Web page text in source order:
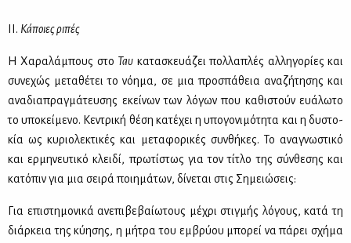
ΙΙ. Κά­ποιες ρι­πές
Η Χα­ρα­λά­μπους στο Ταυ κα­τα­σκευά­ζει πολ­λα­πλές αλ­λη­γο­ρί­ες και
συ­νε­χώς με­τα­θέ­τει το νό­η­μα, σε μια προ­σπά­θεια ανα­ζή­τη­σης και
ανα­δια­πραγ­μά­τευ­σης εκεί­νων των λό­γων που κα­θι­στούν ευά­λω­το
το υπο­κεί­με­νο. Κε­ντρι­κή θέ­ση κα­τέ­χει η υπο­γο­νι­μό­τη­τα και η δυ­στο­
κία ως κυ­ριο­λε­κτι­κές και με­τα­φο­ρι­κές συν­θή­κες. Το ανα­γνω­στι­κό
και ερ­μη­νευ­τι­κό κλει­δί, πρω­τί­στως για τον τί­τλο της σύν­θε­σης και
κα­τό­πιν για μια σει­ρά ποι­η­μά­των, δί­νε­ται στις Ση­μειώ­σεις:
Για επι­στη­μο­νι­κά ανε­πι­βε­βαί­ω­τους μέ­χρι στιγ­μής λό­γους, κα­τά τη
διάρ­κεια της κύ­η­σης, η μή­τρα του εμ­βρύ­ου μπο­ρεί να πά­ρει σχή­μα